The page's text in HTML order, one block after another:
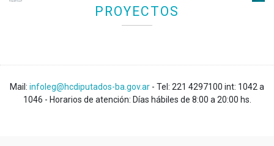
PROYECTOS
Mail: infoleg@hcdiputados-ba.gov.ar - Tel: 221 4297100 int: 1042 a
1046 - Horarios de atención: Días hábiles de 8:00 a 20:00 hs.